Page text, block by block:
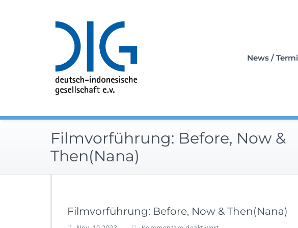
News /
Filmvorführung: Before, Now &
Then(Nana)
Filmvorführung: Before, Now & Then(Nana)